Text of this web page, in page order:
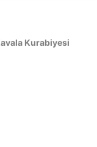
Kurabiyesi